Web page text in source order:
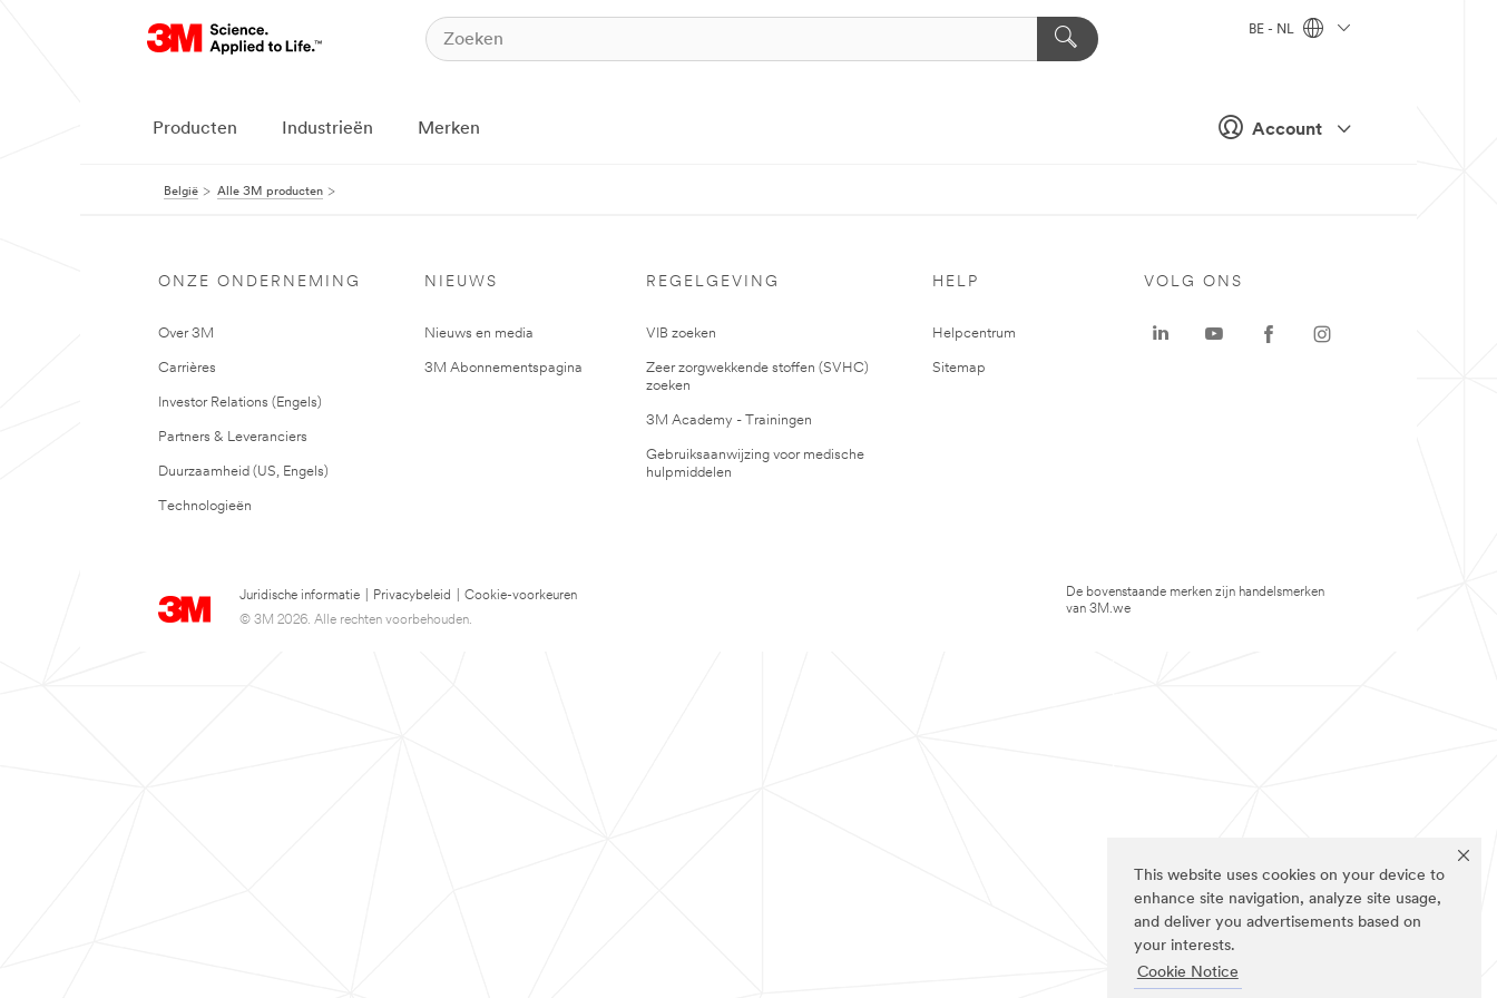
This website uses cookies on your device to
enhance site navigation, analyze site usage,
and deliver you advertisements based on
your interests.
Cookie Notice
Account
BE - NL
Producten Industrieën Merken
België Alle 3M producten
ONZE ONDERNEMING
Over 3M
Carrières
Investor Relations (Engels)
Partners & Leveranciers
Duurzaamheid (US, Engels)
Technologieën
NIEUWS
Nieuws en media
3M Abonnementspagina
REGELGEVING
VIB zoeken
Zeer zorgwekkende stoffen (SVHC)
zoeken
3M Academy - Trainingen
Gebruiksaanwijzing voor medische
hulpmiddelen
HELP
Helpcentrum
Sitemap
Juridische informatie Privacybeleid
Cookie-voorkeuren
© 3M 2026. Alle rechten voorbehouden.
VOLG ONS
De bovenstaande merken zijn handelsmerken
van 3M.we